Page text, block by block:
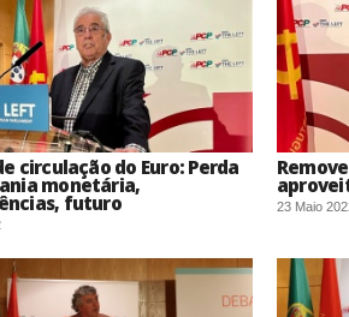
circulação do Euro: Perda
monetária,
futuro 23 Maio